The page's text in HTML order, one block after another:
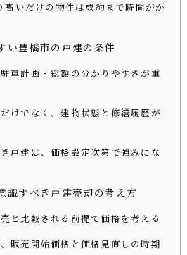
いだけの物件は成約まで時間がか
い豊橋市の戸建の条件
車計画・総額の分かりやすさが重
けでなく、建物状態と修繕履歴が
戸建は、価格設定次第で強みにな
識すべき戸建売却の考え方
と比較される前提で価格を考える
販売開始価格と価格見直しの時期